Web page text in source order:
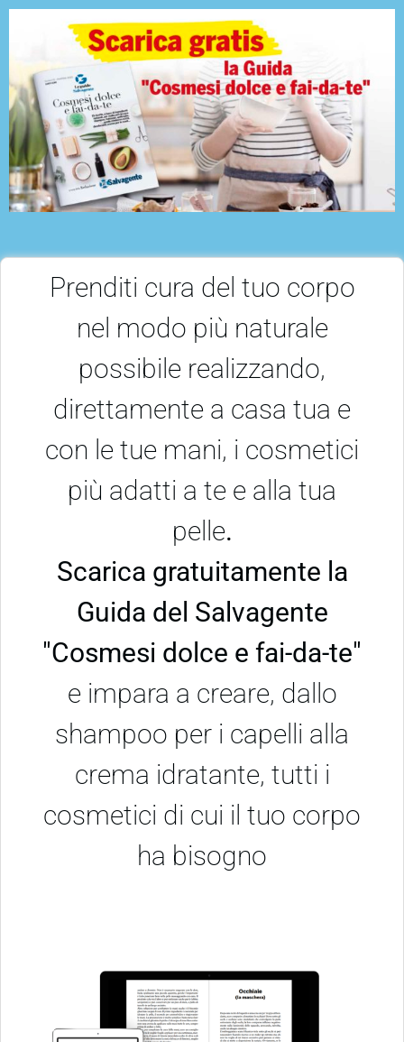
Prenditi cura del tuo corpo
nel modo più naturale
possibile realizzando,
direttamente a casa tua e
con le tue mani, i cosmetici
più adatti a te e alla tua
pelle.
Scarica gratuitamente la
Guida del Salvagente
"Cosmesi dolce e fai-da-te"
e impara a creare, dallo
shampoo per i capelli alla
crema idratante, tutti i
cosmetici di cui il tuo corpo
ha bisogno